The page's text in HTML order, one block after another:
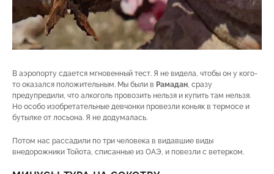
В аэропорту сдается мгновенный тест. Я не видела, чтобы он у кого-
то оказался положительным. Мы были в Рамадан, сразу
предупредили, что алкоголь провозить нельзя и купить там нельзя.
Но особо изобретательные девчонки провезли коньяк в термосе и
бутылке от лосьона. Я не додумалась.
Потом нас рассадили по три человека в видавшие виды
внедорожники Тойота, списанные из ОАЭ, и повезли с ветерком.